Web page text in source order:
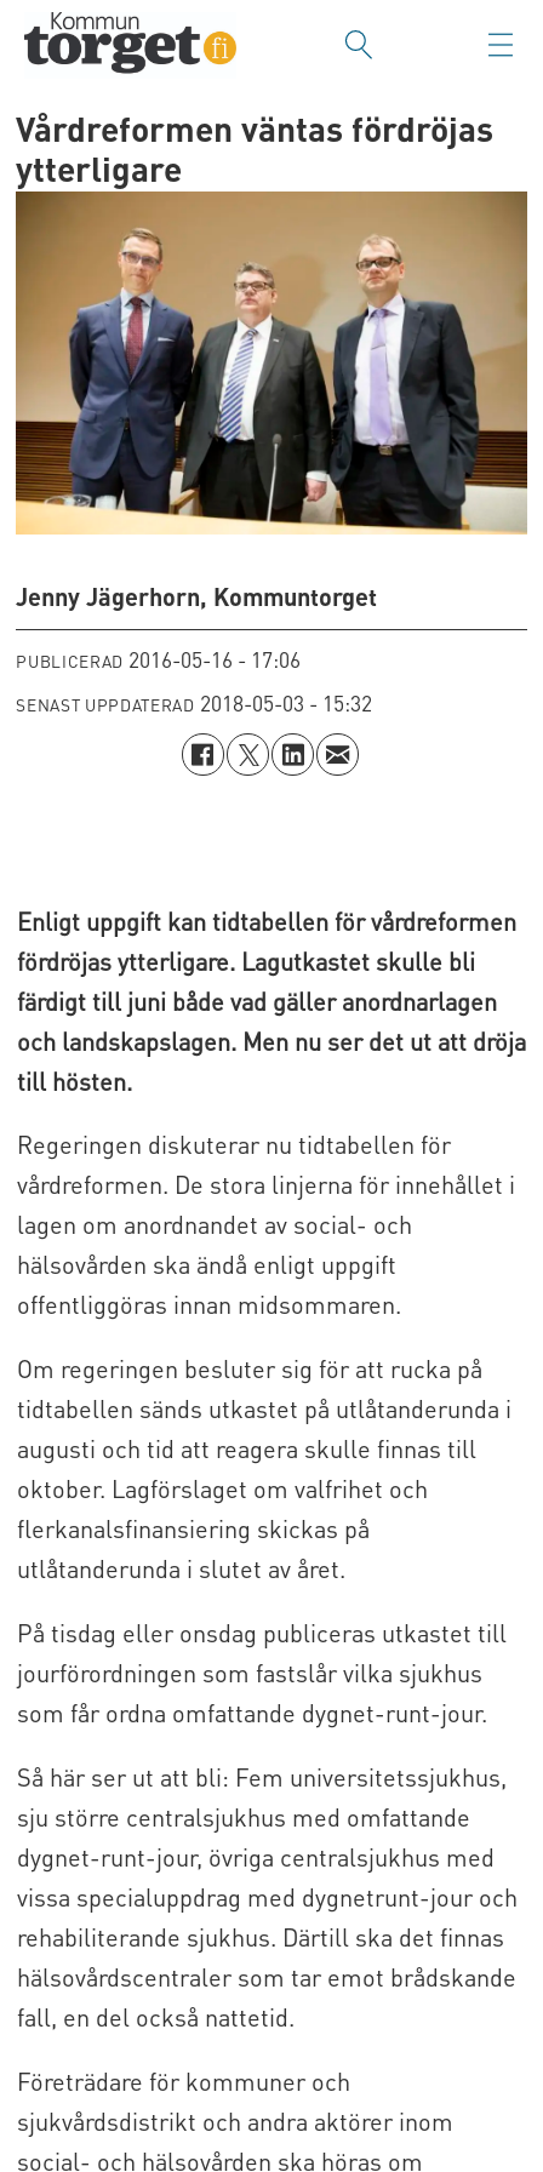
Vårdreformen väntas fördröjas
ytterligare
Jenny Jägerhorn, Kommuntorget
PUBLICERAD 2016-05-16 - 17:06
SENAST UPPDATERAD 2018-05-03 - 15:32
Enligt uppgift kan tidtabellen för vårdreformen
fördröjas ytterligare. Lagutkastet skulle bli
färdigt till juni både vad gäller anordnarlagen
och landskapslagen. Men nu ser det ut att dröja
till hösten.
Regeringen diskuterar nu tidtabellen för
vårdreformen. De stora linjerna för innehållet i
lagen om anordnandet av social- och
hälsovården ska ändå enligt uppgift
offentliggöras innan midsommaren.
Om regeringen besluter sig för att rucka på
tidtabellen sänds utkastet på utlåtanderunda i
augusti och tid att reagera skulle finnas till
oktober. Lagförslaget om valfrihet och
flerkanalsfinansiering skickas på
utlåtanderunda i slutet av året.
På tisdag eller onsdag publiceras utkastet till
jourförordningen som fastslår vilka sjukhus
som får ordna omfattande dygnet-runt-jour.
Så här ser ut att bli: Fem universitetssjukhus,
sju större centralsjukhus med omfattande
dygnet-runt-jour, övriga centralsjukhus med
vissa specialuppdrag med dygnetrunt-jour och
rehabiliterande sjukhus. Därtill ska det finnas
hälsovårdscentraler som tar emot brådskande
fall, en del också nattetid.
Företrädare för kommuner och
sjukvårdsdistrikt och andra aktörer inom
social- och hälsovården ska höras om